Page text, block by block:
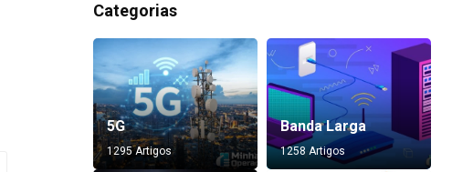
Categorias
5G
1295 Artigos
Banda Larga
1258 Artigos